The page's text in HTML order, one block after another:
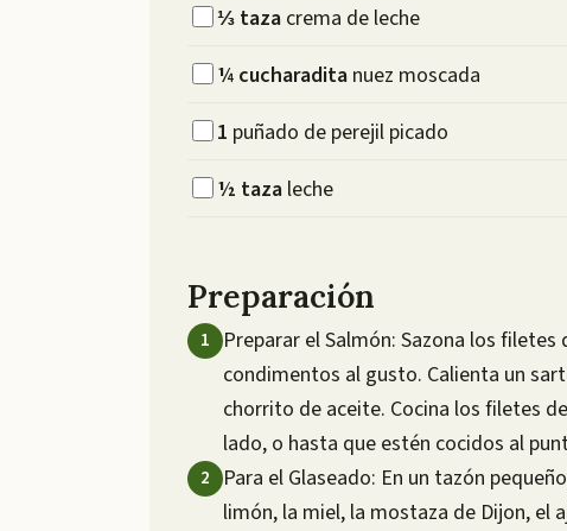
⅓ taza crema de leche
¼ cucharadita nuez moscada
1 puñado de perejil picado
½ taza leche
Preparación
Preparar el Salmón: Sazona los
condimentos al gusto. Calienta un
chorrito de aceite. Cocina los filetes
lado, o hasta que estén cocidos al
Para el Glaseado: En un tazón
limón, la miel, la mostaza de Dijon, el